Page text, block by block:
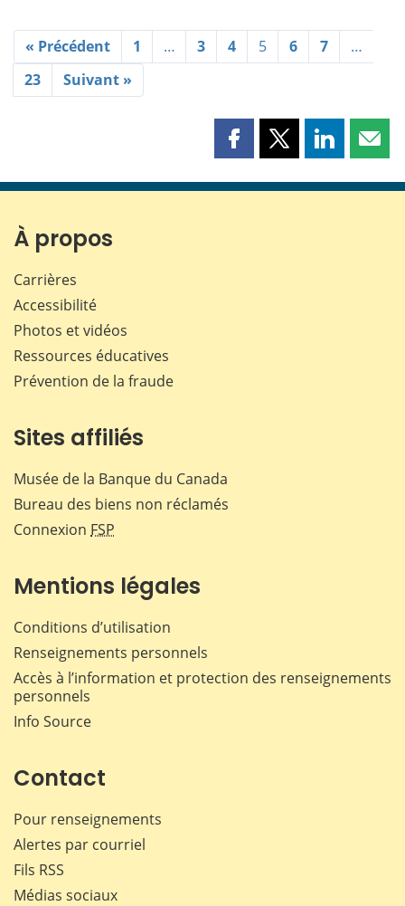
« Précédent 1 … 3 4 5 6 7
…
23
Suivant »
Partager
page
Partager
page
Partager
page page
À propos
Carrières
Accessibilité
Photos et vidéos
Ressources éducatives
Prévention de la fraude
Sites affiliés
Musée de la Banque du Canada
Bureau des biens non réclamés
Connexion FSP
Mentions légales
Conditions d’utilisation
Renseignements personnels
Accès à l’information et protection des renseignements
personnels
Info Source
Contact
Pour renseignements
Alertes par courriel
Fils RSS
Médias sociaux